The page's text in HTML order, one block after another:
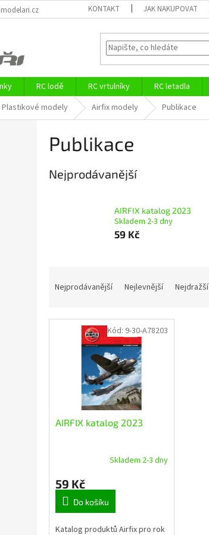
KONTAKT JAK NAKUPOVAT
RC lodě RC vrtulníky RC letadla
Plastikové modely Airfix modely Publikace
Publikace
Nejprodávanější
AIRFIX katalog 2023
Skladem 2-3 dny
59 Kč
Nejprodávanější Nejlevnější Nejdražší
AIRFIX katalog 2023
Skladem 2-3 dny
59 Kč
Do košíku
Katalog produktů Airfix pro rok
Kód: 9-30-A78203